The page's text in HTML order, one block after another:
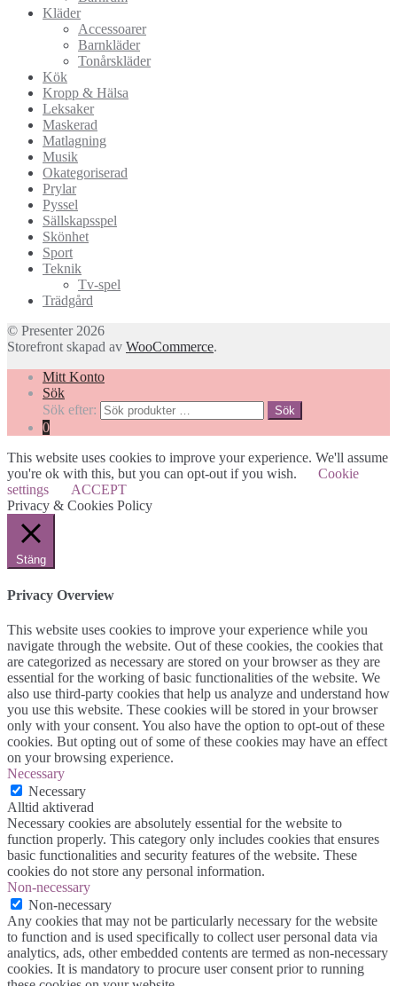
Kläder
Accessoarer
Barnkläder
Tonårskläder
Kök
Kropp & Hälsa
Leksaker
Maskerad
Matlagning
Musik
Okategoriserad
Prylar
Pyssel
Sällskapsspel
Skönhet
Sport
Teknik
Tv-spel
Trädgård
© Presenter 2026
Storefront skapad av WooCommerce.
Mitt Konto
Sök
Sök efter:
Sök
0
This website uses cookies to improve your experience. We'll assume
you're ok with this, but you can opt-out if you wish.
Cookie
settings
ACCEPT
Privacy & Cookies Policy
Stäng
Privacy Overview
This website uses cookies to improve your experience while you
navigate through the website. Out of these cookies, the cookies that
are categorized as necessary are stored on your browser as they are
essential for the working of basic functionalities of the website. We
also use third-party cookies that help us analyze and understand how
you use this website. These cookies will be stored in your browser
only with your consent. You also have the option to opt-out of these
cookies. But opting out of some of these cookies may have an effect
on your browsing experience.
Necessary
Necessary
Alltid aktiverad
Necessary cookies are absolutely essential for the website to
function properly. This category only includes cookies that ensures
basic functionalities and security features of the website. These
cookies do not store any personal information.
Non-necessary
Non-necessary
Any cookies that may not be particularly necessary for the website
to function and is used specifically to collect user personal data via
analytics, ads, other embedded contents are termed as non-necessary
cookies. It is mandatory to procure user consent prior to running